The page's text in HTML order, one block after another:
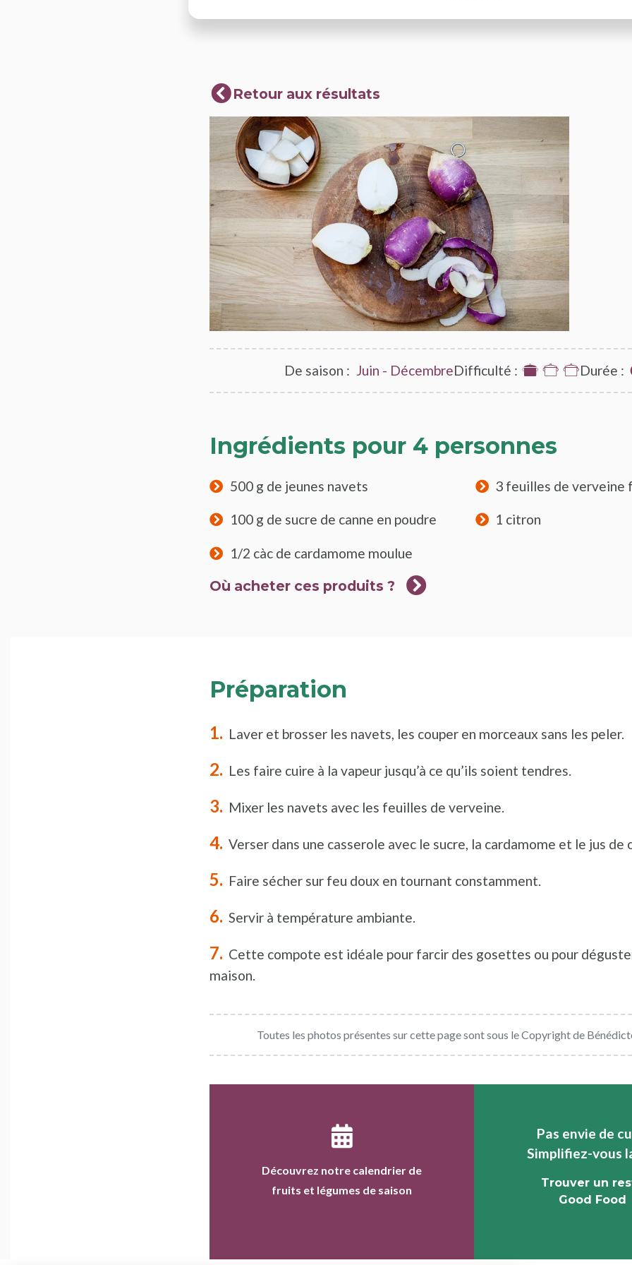
Retour aux résultats
De saison : Juin - DécembreDifficulté : 1
sur
Durée :
Ingrédients pour 4 personnes
500 g de jeunes navets
100 g de sucre de canne en poudre
1/2 càc de cardamome moulue
3 feuilles de verveine
1 citron
Où acheter ces produits ?
Préparation
Laver et brosser les navets, les couper en morceaux sans les peler.
Les faire cuire à la vapeur jusqu’à ce qu’ils soient tendres.
Mixer les navets avec les feuilles de verveine.
Verser dans une casserole avec le sucre, la cardamome et le jus de
Faire sécher sur feu doux en tournant constamment.
Servir à température ambiante.
Cette compote est idéale pour farcir des gosettes ou pour
maison.
Toutes les photos présentes sur cette page sont sous le Copyright de
Découvrez notre calendrier de
fruits et légumes de saison
Pas envie de
Simplifiez-vous
Trouver un
Good Food